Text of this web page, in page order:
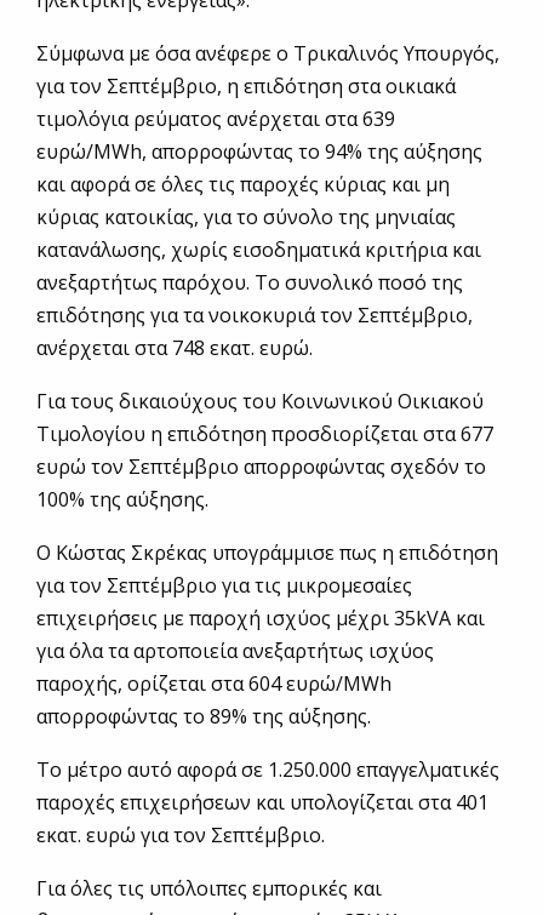
Σύμφωνα με όσα ανέφερε ο Τρικαλινός Υπουργός,
για τον Σεπτέμβριο, η επιδότηση στα οικιακά
τιμολόγια ρεύματος ανέρχεται στα 639
ευρώ/MWh, απορροφώντας το 94% της αύξησης
και αφορά σε όλες τις παροχές κύριας και μη
κύριας κατοικίας, για το σύνολο της μηνιαίας
κατανάλωσης, χωρίς εισοδηματικά κριτήρια και
ανεξαρτήτως παρόχου. Το συνολικό ποσό της
επιδότησης για τα νοικοκυριά τον Σεπτέμβριο,
ανέρχεται στα 748 εκατ. ευρώ.
Για τους δικαιούχους του Κοινωνικού Οικιακού
Τιμολογίου η επιδότηση προσδιορίζεται στα 677
ευρώ τον Σεπτέμβριο απορροφώντας σχεδόν το
100% της αύξησης.
Ο Κώστας Σκρέκας υπογράμμισε πως η επιδότηση
για τον Σεπτέμβριο για τις μικρομεσαίες
επιχειρήσεις με παροχή ισχύος μέχρι 35kVA και
για όλα τα αρτοποιεία ανεξαρτήτως ισχύος
παροχής, ορίζεται στα 604 ευρώ/MWh
απορροφώντας το 89% της αύξησης.
Το μέτρο αυτό αφορά σε 1.250.000 επαγγελματικές
παροχές επιχειρήσεων και υπολογίζεται στα 401
εκατ. ευρώ για τον Σεπτέμβριο.
Για όλες τις υπόλοιπες εμπορικές και